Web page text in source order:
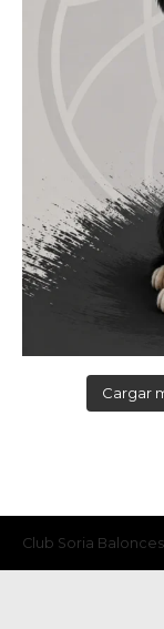
Cargar
Club Soria